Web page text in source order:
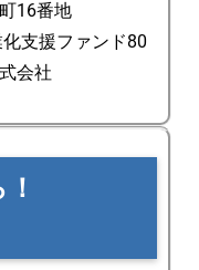
16番地
支援ファンド80
会社